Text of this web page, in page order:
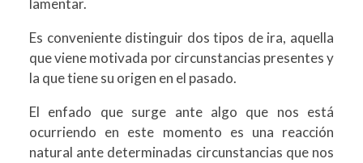
lamentar.
Es conveniente distinguir dos tipos de ira, aquella
que viene motivada por circunstancias presentes y
la que tiene su origen en el pasado.
El enfado que surge ante algo que nos está
ocurriendo en este momento es una reacción
natural ante determinadas circunstancias que nos